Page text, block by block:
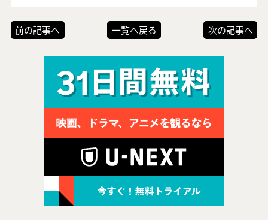
前の記事へ 一覧へ戻る 次の記事へ